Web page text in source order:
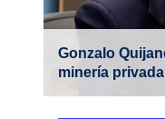
Gonzalo
minería